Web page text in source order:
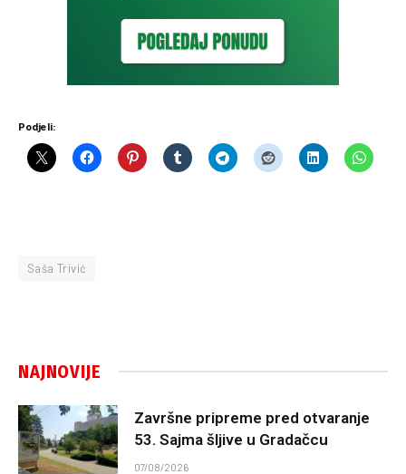
Podjeli:
Saša Trivić
NAJNOVIJE
Završne pripreme pred otvaranje
53. Sajma šljive u Gradačcu
07/08/2026